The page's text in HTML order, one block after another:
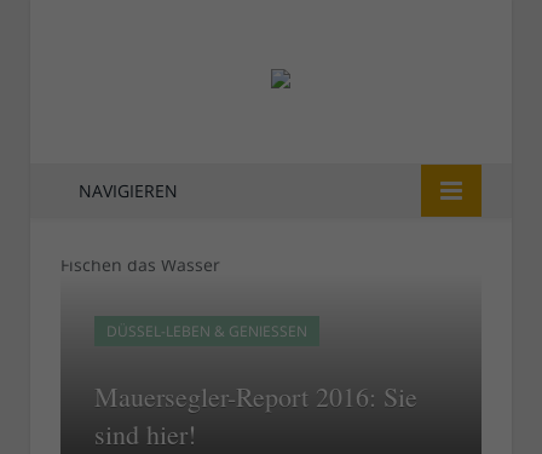
NAVIGIEREN
DÜSSEL-LEBEN & GENIESSEN
Mauersegler-Report 2016: Sie
sind hier!